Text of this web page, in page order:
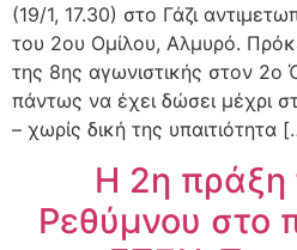
(19/1, 17.30) στο Γάζι
του 2ου Ομίλου, Αλμυρό.
της 8ης αγωνιστικής στον 2ο
πάντως να έχει δώσει μέχρι
– χωρίς δική της υπαιτιότητα
Η 2η
Ρεθύμνου στο